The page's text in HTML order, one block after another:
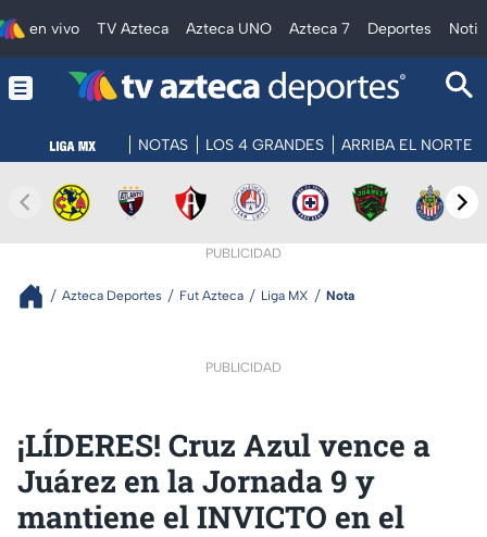
en vivo TV Azteca Azteca UNO Azteca 7 Deportes
NOTAS LOS 4 GRANDES ARRIBA EL NORTE
PUBLICIDAD
Azteca Deportes Fut Azteca Liga MX Nota
PUBLICIDAD
¡LÍDERES! Cruz Azul vence a
Juárez en la Jornada 9 y
mantiene el INVICTO en el